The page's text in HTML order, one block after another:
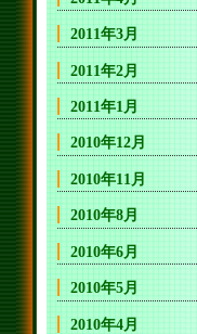
2011年3月
2011年2月
2011年1月
2010年12月
2010年11月
2010年8月
2010年6月
2010年5月
2010年4月